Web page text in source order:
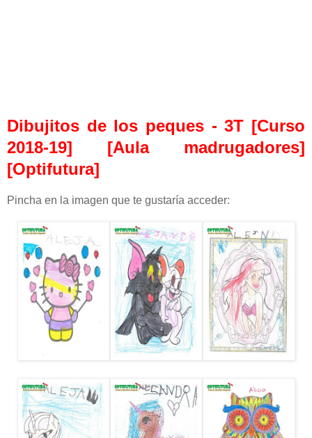
Dibujitos de los peques - 3T [Curso
2018-19] [Aula madrugadores]
[Optifutura]
Pincha en la imagen que te gustaría acceder: